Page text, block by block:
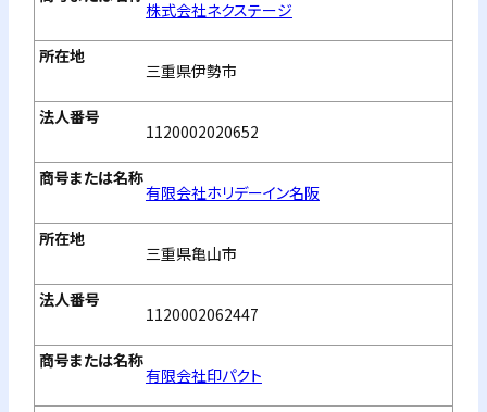
株式会社ネクステージ
三重県伊勢市
1120002020652
有限会社ホリデーイン名阪
三重県亀山市
1120002062447
有限会社印パクト